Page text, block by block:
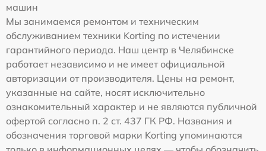
машин
Мы занимаемся ремонтом и техническим
обслуживанием техники Korting по истечении
гарантийного периода. Наш центр в Челябинске
работает независимо и не имеет официальной
авторизации от производителя. Цены на ремонт,
указанные на сайте, носят исключительно
ознакомительный характер и не являются публичной
офертой согласно п. 2 ст. 437 ГК РФ. Названия и
обозначения торговой марки Korting упоминаются